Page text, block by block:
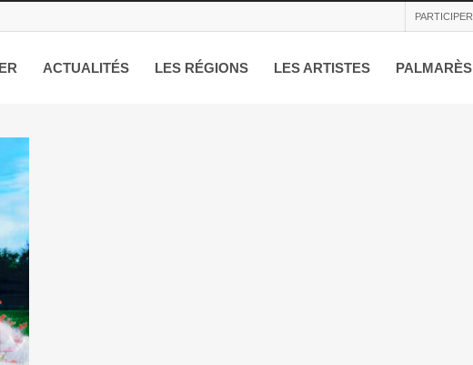
PARTICIPER
ACTUALITÉS LES RÉGIONS LES ARTISTES PALMARÈS